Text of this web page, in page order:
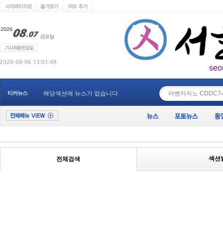
티커뉴스 해당섹션에 뉴스가 없습니다
전체검색 섹션